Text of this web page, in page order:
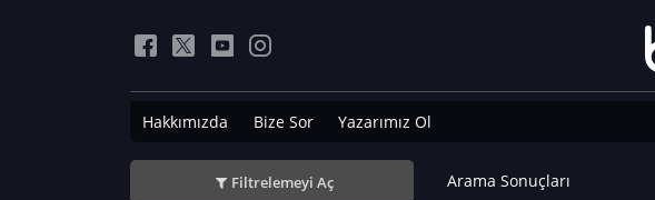
Hakkımızda Bize Sor Yazarımız Ol
Filtrelemeyi Aç Arama Sonuçları